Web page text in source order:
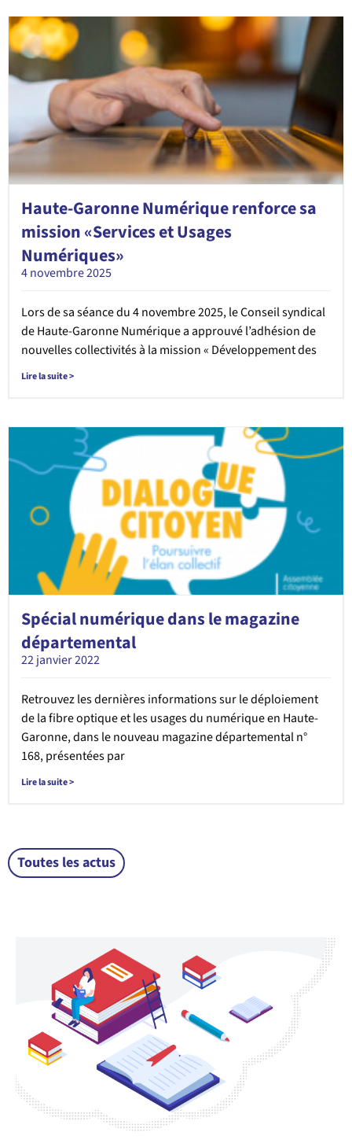
Haute-Garonne Numérique renforce sa
mission «Services et Usages
Numériques»
4 novembre 2025
Lors de sa séance du 4 novembre 2025, le Conseil syndical
de Haute-Garonne Numérique a approuvé l’adhésion de
nouvelles collectivités à la mission « Développement des
Lire la suite >
Spécial numérique dans le magazine
départemental
22 janvier 2022
Retrouvez les dernières informations sur le déploiement
de la fibre optique et les usages du numérique en Haute-
Garonne, dans le nouveau magazine départemental n°
168, présentées par
Lire la suite >
Toutes les actus